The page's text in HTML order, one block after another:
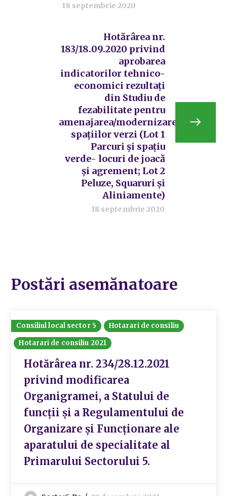
18 septembrie 2020
Hotărârea nr.
183/18.09.2020 privind
aprobarea
indicatorilor tehnico-
economici rezultați
din Studiu de
fezabilitate pentru
amenajarea/modernizarea
spațiilor verzi (Lot 1
Parcuri și spațiu
verde- locuri de joacă
și agrement; Lot 2
Peluze, Squaruri și
Aliniamente)
18 septembrie 2020
Postări asemănatoare
Consiliul local sector 5
Hotarari de consiliu
Hotarari de consiliu 2021
Hotărârea nr. 234/28.12.2021
privind modificarea
Organigramei, a Statului de
funcții și a Regulamentului de
Organizare și Funcționare ale
aparatului de specialitate al
Primarului Sectorului 5.